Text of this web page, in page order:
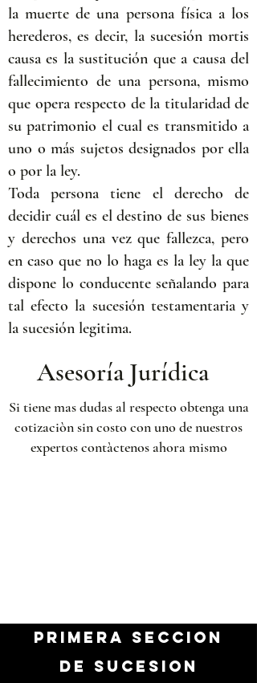
la muerte de una persona física a los
herederos, es decir, la sucesión mortis
causa es la sustitución que a causa del
fallecimiento de una persona, mismo
que opera respecto de la titularidad de
su patrimonio el cual es transmitido a
uno o más sujetos designados por ella
o por la ley.
Toda persona tiene el derecho de
decidir cuál es el destino de sus bienes
y derechos una vez que fallezca, pero
en caso que no lo haga es la ley la que
dispone lo conducente señalando para
tal efecto la sucesión testamentaria y
la sucesión legitima.
Asesoría Jurídica
Si tiene mas dudas al respecto obtenga una
cotizaciòn sin costo con uno de nuestros
expertos contàctenos ahora mismo
PRIMERA SECCION
DE SUCESION